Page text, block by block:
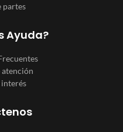
partes
Ayuda?
interés